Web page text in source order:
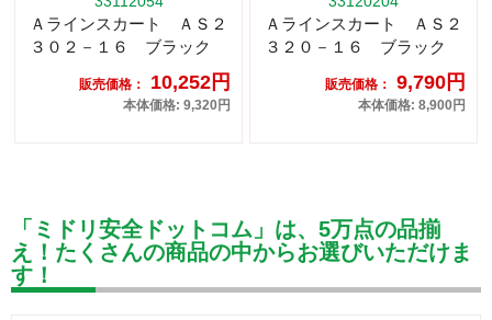
Ａラインスカート ＡＳ２
３０２－１６ ブラック
販売価格： 10,252円
本体価格: 9,320円
Ａラインスカート ＡＳ２
３２０－１６ ブラック
販売価格： 9,790円
本体価格: 8,900円
「ミドリ安全ドットコム」は、5万点の品揃
え！たくさんの商品の中からお選びいただけま
す！